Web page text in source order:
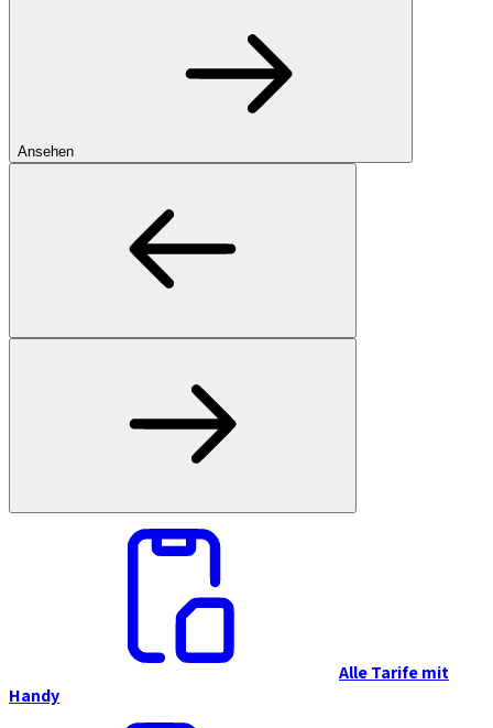
Ansehen
Alle Tarife mit
Handy